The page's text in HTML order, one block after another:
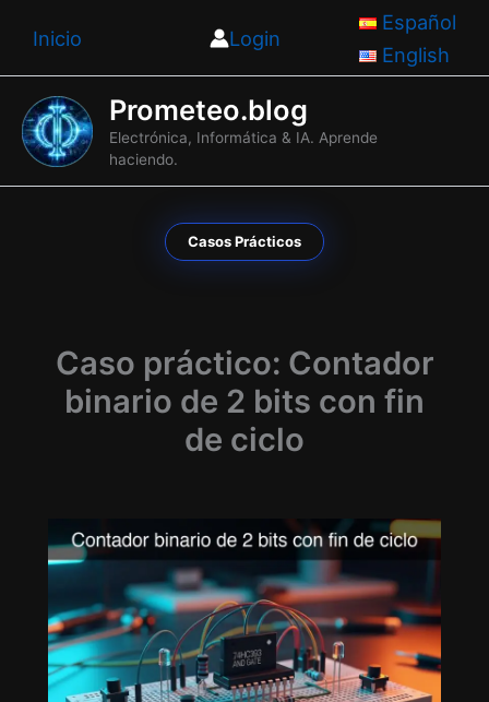
Inicio Login
Español
English
Prometeo.blog
Electrónica, Informática & IA. Aprende
haciendo.
Casos Prácticos
Caso práctico: Contador
binario de 2 bits con fin
de ciclo